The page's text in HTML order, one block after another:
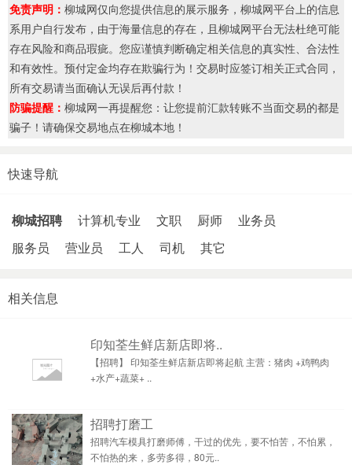
免责声明： 柳城网仅向您提供信息的展示服务，柳城网平台上的信息
系用户自行发布，由于海量信息的存在，且柳城网平台无法杜绝可能
存在风险和商品瑕疵。您应谨慎判断确定相关信息的真实性、合法性
和有效性。预付定金均存在欺骗行为！交易时应签订相关正式合同，
所有交易请当面确认无误后再付款！
防骗提醒： 柳城网一再提醒您：让您提前汇款转账不当面交易的都是
骗子！请确保交易地点在柳城本地！
快速导航
柳城招聘 计算机专业 文职 厨师
业务员
服务员
营业员 工人 司机 其它
相关信息
印知荃生鲜店新店即将..
【招聘】 印知荃生鲜店新店即将起航 主营：猪肉 +鸡鸭肉
+水产+蔬菜+ ..
招聘打磨工
招聘汽车模具打磨师傅，干过的优先，要不怕苦，不怕累，
不怕热的来，多劳多得，80元..